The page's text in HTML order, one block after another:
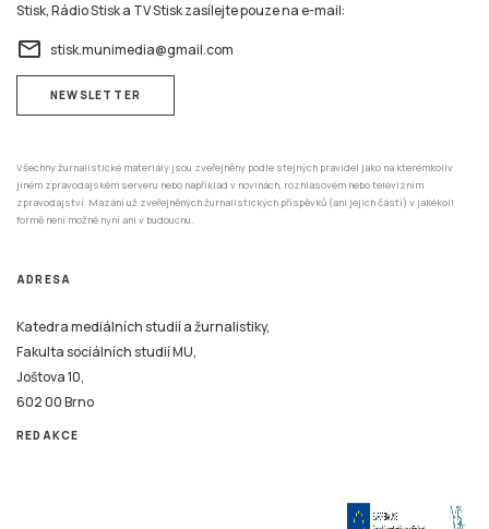
Stisk, Rádio Stisk a TV Stisk zasílejte pouze na e-mail:
email stisk.munimedia@gmail.com
NEWSLETTER
Všechny žurnalistické materiály jsou zveřejněny podle stejných pravidel jako na kterémkoliv
jiném zpravodajském serveru nebo například v novinách, rozhlasovém nebo televizním
zpravodajství. Mazání už zveřejněných žurnalistických příspěvků (ani jejich částí) v jakékoli
formě není možné nyní ani v budoucnu.
ADRESA
Katedra mediálních studií a žurnalistiky,
Fakulta sociálních studií MU,
Joštova 10,
602 00 Brno
REDAKCE